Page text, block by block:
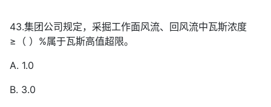
43.集团公司规定，采掘工作面风流、回风流中瓦斯浓度
≥（ ）%属于瓦斯高值超限。
A. 1.0
B. 3.0